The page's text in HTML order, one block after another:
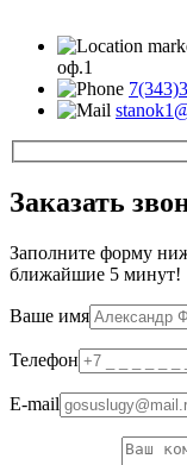
оф.1
Заказать
Заполните форму
ближайшие 5 минут!
Ваше имя
Телефон
E-mail